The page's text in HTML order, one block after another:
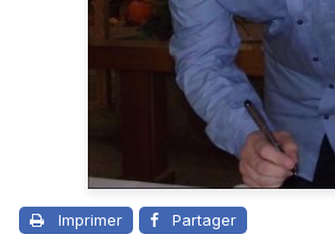
Imprimer Partager